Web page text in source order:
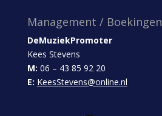
Management / Boekingen
DeMuziekPromoter
Kees Stevens
M: 06 – 43 85 92 20
E: KeesStevens@online.nl